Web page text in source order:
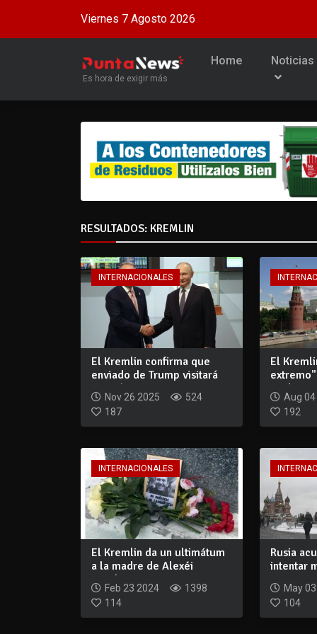
Viernes 7 Agosto 2026
Es hora de exigir más
Home Noticias
RESULTADOS: KREMLIN
INTERNACIONALES
El Kremlin confirma que
enviado de Trump visitará
Moscú
Nov 26 2025
524
187
El
nuclear
Aug
192
INTERNACIONALES
El Kremlin da un ultimátum
a la madre de Alexéi
Navalny para...
Feb 23 2024
1398
114
Rusia
intentar
May
104